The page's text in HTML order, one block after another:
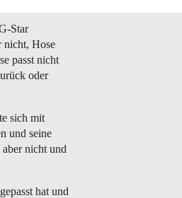
Star
nicht, Hose
passt nicht
oder
sich mit
und seine
nicht und
hat und